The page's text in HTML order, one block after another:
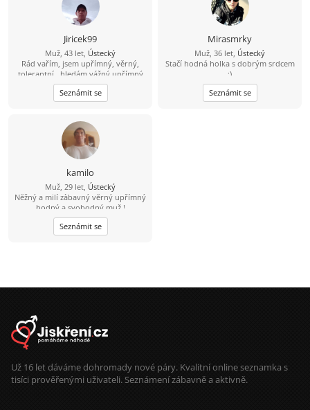
Jiricek99
Muž, 43 let, Ústecký
Rád vařím, jsem upřímný, věrný,
tolerantní , hledám vážný upřímný
vztah, můj kontakt je
704/538857,snad není můj
hendikepek problém se znovu
věrný, upřímný, tolerantní, mám rád
procházky,hudbu, můj kontakt je
pospajiri33@seznam.cz
účet budu rád když mi napíšeš
Seznámit se
Mirasmrky
Muž, 36 let, Ústecký
Stačí hodná holka s dobrým srdcem
:)
Seznámit se
kamilo
Muž, 29 let, Ústecký
Nĕžný a milí zàbavný vĕrný upřímný
hodný a svobodný muž !
Seznámit se
Už 16 let dáváme dohromady nové páry. Kvalitní online seznamka s
tisíci prověřenými uživateli. Seznámení zábavně a aktivně.